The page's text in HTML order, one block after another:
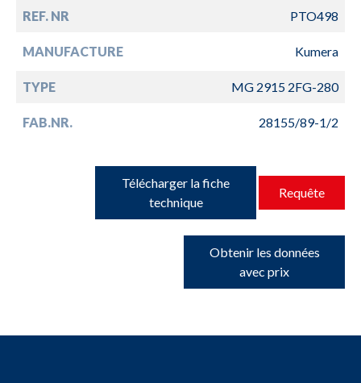
REF. NR PTO498
MANUFACTURE Kumera
TYPE MG 2915 2FG-280
FAB.NR. 28155/89-1/2
Télécharger la fiche
technique
Requête
Obtenir les données
avec prix